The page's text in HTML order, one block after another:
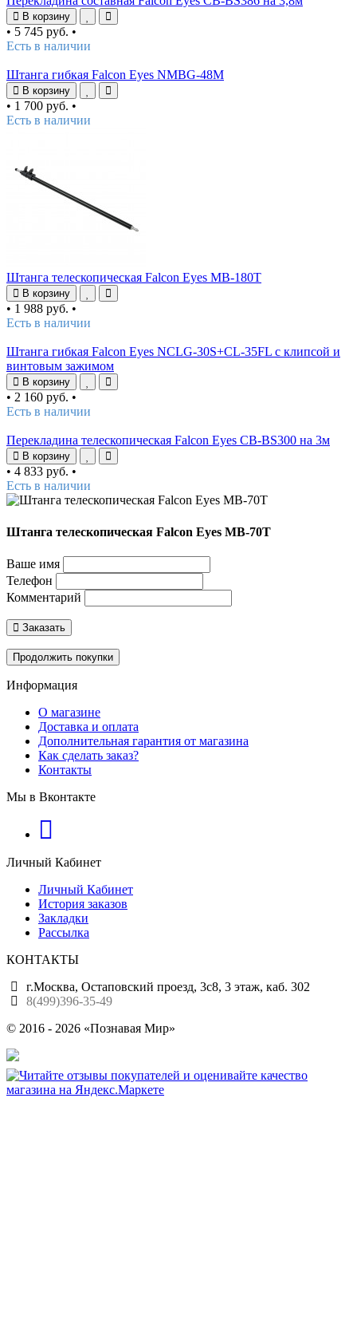
В корзину
• 5 745 руб. •
Есть в наличии
Штанга гибкая Falcon Eyes NMBG-48M
В корзину
• 1 700 руб. •
Есть в наличии
Штанга телескопическая Falcon Eyes MB-180T
В корзину
• 1 988 руб. •
Есть в наличии
Штанга гибкая Falcon Eyes NCLG-30S+CL-35FL с клипсой и
винтовым зажимом
В корзину
• 2 160 руб. •
Есть в наличии
Перекладина телескопическая Falcon Eyes CB-BS300 на 3м
В корзину
• 4 833 руб. •
Есть в наличии
Штанга телескопическая Falcon Eyes MB-70T
Ваше имя
Телефон
Комментарий
Заказать
Продолжить покупки
Информация
О магазине
Доставка и оплата
Дополнительная гарантия от магазина
Как сделать заказ?
Контакты
Мы в Вконтакте
Личный Кабинет
Личный Кабинет
История заказов
Закладки
Рассылка
КОНТАКТЫ
г.Москва, Остаповский проезд, 3с8, 3 этаж, каб. 302
8(499)396-35-49
© 2016 - 2026 «Познавая Мир»